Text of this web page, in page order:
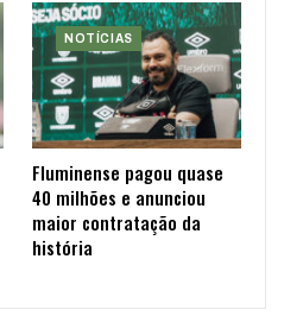
NOTÍCIAS
Fluminense pagou quase
40 milhões e anunciou
maior contratação da
história